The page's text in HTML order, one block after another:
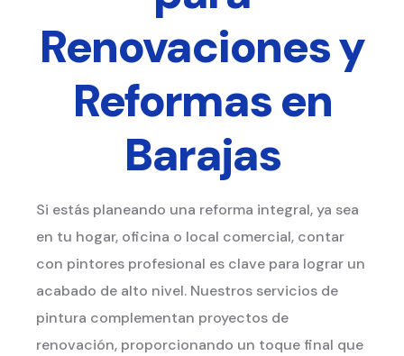
Renovaciones y
Reformas en
Barajas
Si estás planeando una reforma integral, ya sea
en tu hogar, oficina o local comercial, contar
con pintores profesional es clave para lograr un
acabado de alto nivel. Nuestros servicios de
pintura complementan proyectos de
renovación, proporcionando un toque final que